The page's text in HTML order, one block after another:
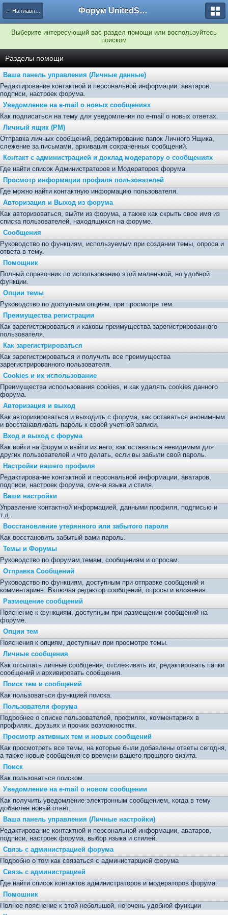
← На главную Форум UnitedSouth
Выберите интересующий вас раздел помощи или воспользуйтесь
поиском
Разделы помощи
Ваша панель управления (Личные данные)
Редактирование контактной и персональной информации, аватаров,
подписи, настроек форума.
Уведомление на e-mail о новых сообщениях
Как подписаться на тему для уведомления по e-mail о новых ответах.
Личный ящик (PM)
Отправка личных сообщений, редактирование папок Личного Ящика,
слежение за письмами, архивация сохраненных сообщений.
Контакт с администрацией и доклад модератору о сообщениях
Где найти список Администраторов и Модераторов форума.
Просмотр информации профиля пользователей
Где можно найти контактную информацию пользователя.
Авторизация и Выход из форума
Как авторизоваться, выйти из форума, а также как скрыть свое имя из
списка пользователей, находящихся на форуме.
Сообщения
Руководство по функциям, используемым при создании темы, опроса и
ответа в тему.
Помощник
Полный справочник по использованию этой маленькой, но удобной
функции.
Опции темы
Руководство по доступным опциям, при просмотре тем.
Преимущества регистрации
Как зарегистрироваться и каковы преимущества зарегистрированного
пользователя.
Как зарегистрироваться
Как зарегистрироваться и получить все преимущества
зарегистрированного пользователя.
Cookies и их использование
Преимущества использования cookies, и как удалять cookies данного
форума.
Авторизация и выход
Как авторизироваться и выходить с форума, как оставаться анонимным
и восстанавливать пароль к своей учетной записи.
Вход и выход с форума
Как войти на форум и выйти из него, как оставаться невидимым для
других пользователей и что делать, если вы забыли свой пароль.
Настройки вашего профиля
Редактирование контактной и персональной информации, аватаров,
подписи, настроек форума, смена языка и стиля.
Ваши настройки
Управление контактной информацией, данными профиля, подписью и
т.д..
Восстановление утерянного или забытого пароля
Как восстановить забытый вами пароль.
Темы и Форумы
Руководство по форумам,темам, сообщениям и опросам.
Отправка Сообщений
Руководство по функциям, доступным при отправке сообщений и
комментариев. Включая редактор сообщений, опросы и вложения.
Размещение сообщений
Пояснение к функциям, доступным при размещении сообщений на
форуме.
Опции тем
Пояснения к опциям, доступным при просмотре темы.
Личные сообщения
Как отсылать личные сообщения, отслеживать их, редактировать папки
сообщений и архивировать сообщения.
Поиск тем и сообщений
Как пользоваться функцией поиска.
Пользователи форума
Подробнее о списке пользователей, профилях, комментариях в
профилях, друзьях и прочих возможностях.
Просмотр активных тем и новых сообщений
Как просмотреть все темы, на которые были добавлены ответы сегодня,
а также новые сообщения со времени вашего прошлого визита.
Поиск
Как пользоваться поиском.
Уведомление на е-mail о новом сообщении
Как получить уведомление электронным сообщением, когда в тему
добавлен новый ответ.
Ваша панель управления (Личные настройки)
Редактирование контактной и персональной информации, аватаров,
подписи, настроек форума, выбор языка и стилей.
Связь с администрацией форума
Подробно о том как связаться с администарцией форума
Связь с администрацией
Где найти список контактов администраторов и модераторов форума.
Помошник
Полное пояснение к этой небольшой, но очень удобной функции